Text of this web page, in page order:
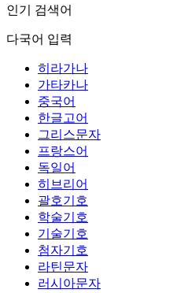
인기 검색어
다국어 입력
히라가나
가타카나
중국어
한글고어
그리스문자
프랑스어
독일어
히브리어
괄호기호
학술기호
기술기호
첨자기호
라틴문자
러시아문자